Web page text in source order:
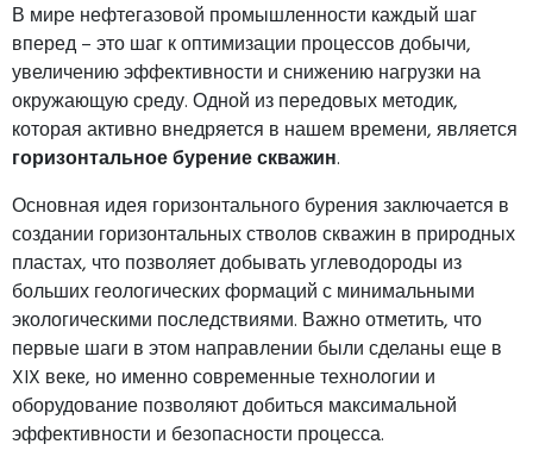
В мире нефтегазовой промышленности каждый шаг
вперед – это шаг к оптимизации процессов добычи,
увеличению эффективности и снижению нагрузки на
окружающую среду. Одной из передовых методик,
которая активно внедряется в нашем времени, является
горизонтальное бурение скважин.
Основная идея горизонтального бурения заключается в
создании горизонтальных стволов скважин в природных
пластах, что позволяет добывать углеводороды из
больших геологических формаций с минимальными
экологическими последствиями. Важно отметить, что
первые шаги в этом направлении были сделаны еще в
XIX веке, но именно современные технологии и
оборудование позволяют добиться максимальной
эффективности и безопасности процесса.